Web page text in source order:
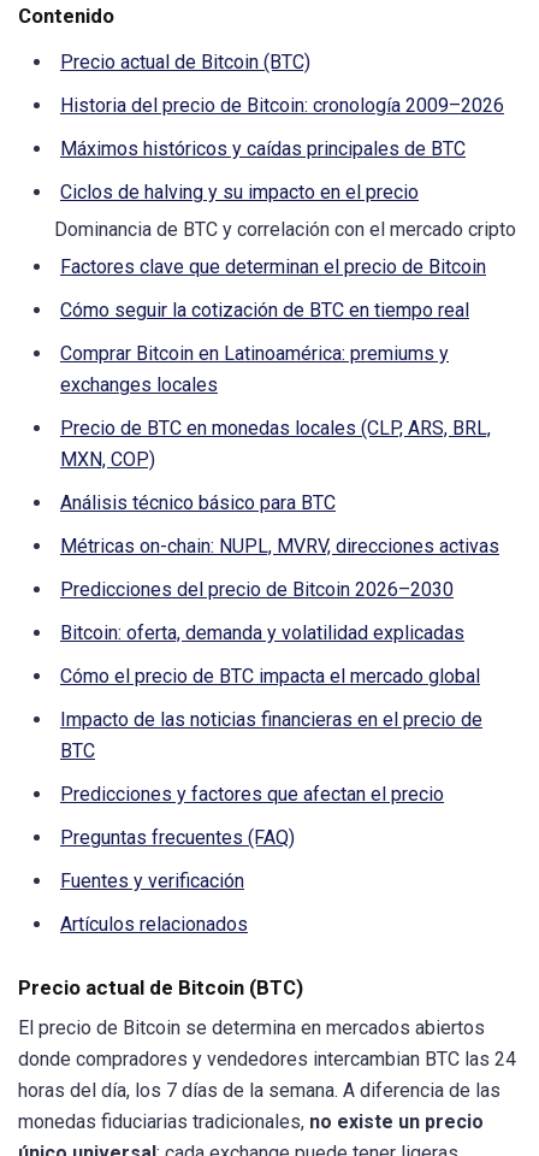
Contenido
Precio actual de Bitcoin (BTC)
Historia del precio de Bitcoin: cronología 2009–2026
Máximos históricos y caídas principales de BTC
Ciclos de halving y su impacto en el precio
Dominancia de BTC y correlación con el mercado cripto
Factores clave que determinan el precio de Bitcoin
Cómo seguir la cotización de BTC en tiempo real
Comprar Bitcoin en Latinoamérica: premiums y
exchanges locales
Precio de BTC en monedas locales (CLP, ARS, BRL,
MXN, COP)
Análisis técnico básico para BTC
Métricas on-chain: NUPL, MVRV, direcciones activas
Predicciones del precio de Bitcoin 2026–2030
Bitcoin: oferta, demanda y volatilidad explicadas
Cómo el precio de BTC impacta el mercado global
Impacto de las noticias financieras en el precio de
BTC
Predicciones y factores que afectan el precio
Preguntas frecuentes (FAQ)
Fuentes y verificación
Artículos relacionados
Precio actual de Bitcoin (BTC)
El precio de Bitcoin se determina en mercados abiertos
donde compradores y vendedores intercambian BTC las 24
horas del día, los 7 días de la semana. A diferencia de las
monedas fiduciarias tradicionales, no existe un precio